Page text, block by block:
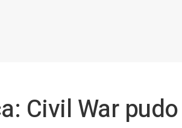
Civil War